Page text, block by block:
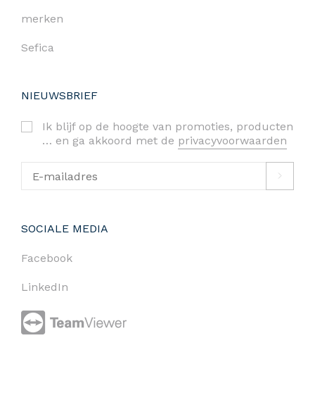
merken
Sefica
NIEUWSBRIEF
Ik blijf op de hoogte van promoties, producten
… en ga akkoord met de privacyvoorwaarden
SOCIALE MEDIA
Facebook
LinkedIn